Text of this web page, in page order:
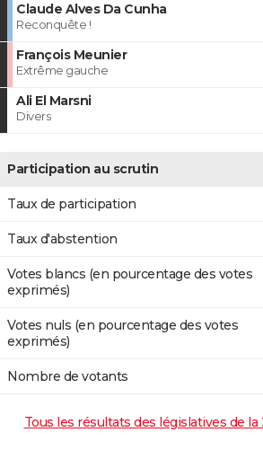
Claude Alves Da Cunha
Reconquête !
François Meunier
Extrême gauche
Ali El Marsni
Divers
Participation au scrutin
Taux de participation
Taux d'abstention
Votes blancs (en pourcentage des votes
exprimés)
Votes nuls (en pourcentage des votes
exprimés)
Nombre de votants
Tous les résultats des législatives de